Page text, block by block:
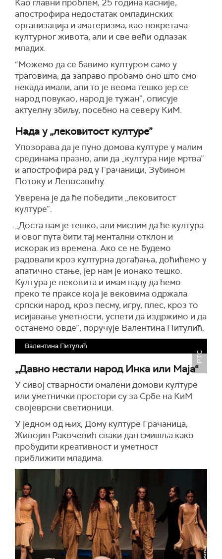
Као главни проблем, 25 година касније,
апострофира недостатак омладинских
организација и аматеризма, као покретача
културног живота, али и све већи одлазак
младих.
“Можемо да се бавимо културом само у
траговима, да заправо пробамо оно што смо
некада имали, али то је веома тешко јер се
народ повукао, народ је тужан”, описује
актуелну збиљу, посебно на северу КиМ.
Нада у „лековитост културе”
Упозорава да је пуно домова културе у малим
срединама празно, али да „култура није мртва”
и апострофира рад у Грачаници, Зубином
Потоку и Лепосавићу.
Уверена је да ће победити „лековитост
културе”.
„Доста нам је тешко, али мислим да ће култура
и овог пута бити тај ментални отклон и
искорак из времена. Ако се не будемо
радовали кроз културна догађања, доћићемо у
апатично стање, јер нам је ионако тешко.
Култура је лековита и имам наду да ћемо
преко те праксе која је вековима одржала
српски народ, кроз песму, игру, плес, кроз то
исијавање уметности, успети да издржимо и да
останемо овде”, поручује Валентина Питулић.
Валентина Питулић
РТС
„Давно нестали народ Инка или Маја“
У сивој стварности омалени домови културе
или уметнички простори су за Србе на КиМ
својеврсни светионици.
У једном од њих, Дому културе Грачаница,
Живојин Ракочевић сваки дан смишља како
пробудити креативност и уметност
приближити младима.